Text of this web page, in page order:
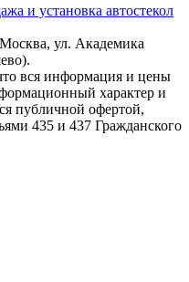
ул. Академика
вся информация и цены
характер и
публичной офертой,
435 и 437 Гражданского